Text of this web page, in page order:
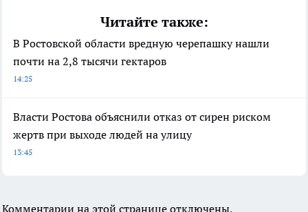
Читайте также:
В Ростовской области вредную черепашку нашли
почти на 2,8 тысячи гектаров
14:25
Власти Ростова объяснили отказ от сирен риском
жертв при выходе людей на улицу
13:45
Комментарии на этой странице отключены.